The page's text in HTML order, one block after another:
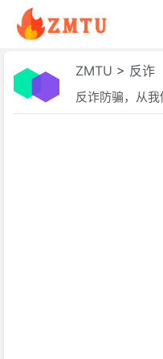
ZMTU > 反诈
反诈防骗，从我